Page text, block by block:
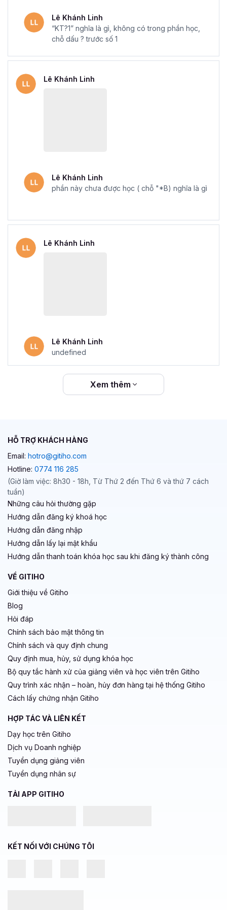
Mẫu chứng chỉ Excel sau khi hoàn thành khóa học tại Gitiho
Gitiho, sẽ giúp bạn làm việc linh hoạt hơn, mở ra cơ hội
nhận những ưu đãi tuyệt vời từ Gitiho nhé.
Lê Khánh Linh
“KT?1” nghĩa là gì, không có trong phần học,
chỗ dấu ? trước số 1
Lê Khánh Linh
Lê Khánh Linh
phần này chưa được học ( chỗ "*B) nghĩa là gì
Lê Khánh Linh
Lê Khánh Linh
undefined
Xem thêm
HỖ TRỢ KHÁCH HÀNG
Email: hotro@gitiho.com
Hotline: 0774 116 285
(Giờ làm việc: 8h30 - 18h, Từ Thứ 2 đến Thứ 6 và thứ 7 cách
tuần)
Những câu hỏi thường gặp
Hướng dẫn đăng ký khoá học
Hướng dẫn đăng nhập
Hướng dẫn lấy lại mật khẩu
Hướng dẫn thanh toán khóa học sau khi đăng ký thành công
VỀ GITIHO
Giới thiệu về Gitiho
Blog
Hỏi đáp
Chính sách bảo mật thông tin
Chính sách và quy định chung
Quy định mua, hủy, sử dụng khóa học
Bộ quy tắc hành xử của giảng viên và học viên trên Gitiho
Quy trình xác nhận – hoàn, hủy đơn hàng tại hệ thống Gitiho
Cách lấy chứng nhận Gitiho
HỢP TÁC VÀ LIÊN KẾT
Dạy học trên Gitiho
Dịch vụ Doanh nghiệp
Tuyển dụng giảng viên
Tuyển dụng nhân sự
TẢI APP GITIHO
KẾT NỐI VỚI CHÚNG TÔI